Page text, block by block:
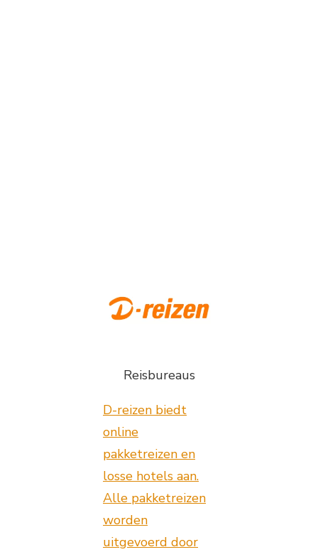
Reisbureaus
D-reizen biedt
online
pakketreizen en
losse hotels aan.
Alle pakketreizen
worden
uitgevoerd door